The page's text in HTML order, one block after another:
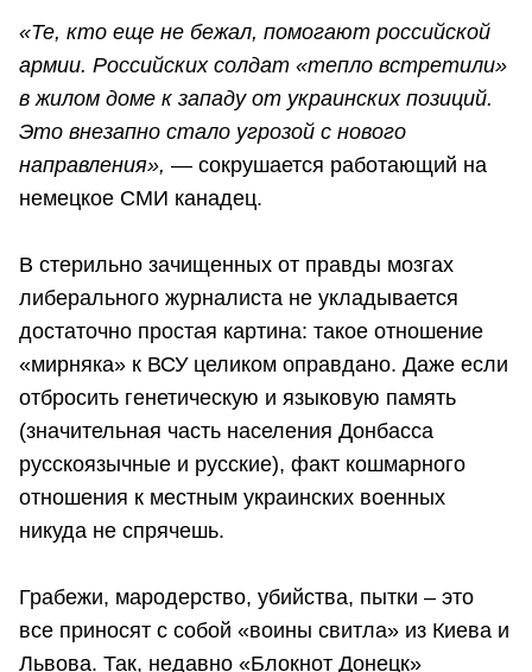
«Те, кто еще не бежал, помогают российской
армии. Российских солдат «тепло встретили»
в жилом доме к западу от украинских позиций.
Это внезапно стало угрозой с нового
направления», — сокрушается работающий на
немецкое СМИ канадец.
В стерильно зачищенных от правды мозгах
либерального журналиста не укладывается
достаточно простая картина: такое отношение
«мирняка» к ВСУ целиком оправдано. Даже если
отбросить генетическую и языковую память
(значительная часть населения Донбасса
русскоязычные и русские), факт кошмарного
отношения к местным украинских военных
никуда не спрячешь.
Грабежи, мародерство, убийства, пытки – это
все приносят с собой «воины свитла» из Киева и
Львова. Так, недавно «Блокнот Донецк»